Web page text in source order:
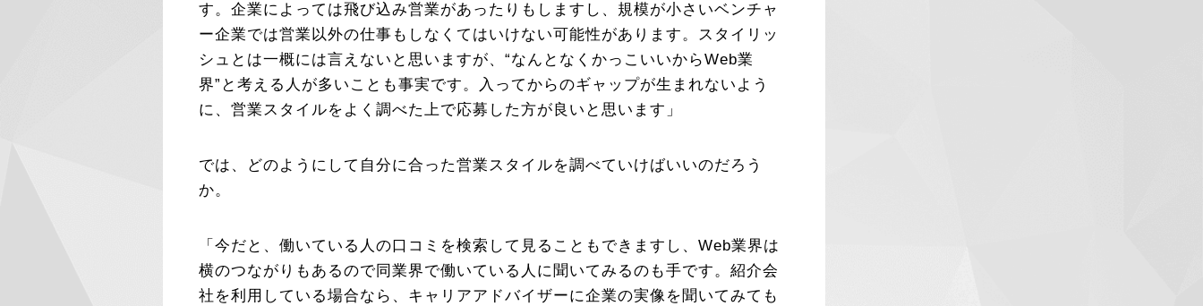
す。企業によっては飛び込み営業があったりもしますし、規模が小さいベンチャ
ー企業では営業以外の仕事もしなくてはいけない可能性があります。スタイリッ
シュとは一概には言えないと思いますが、“なんとなくかっこいいからWeb業
界”と考える人が多いことも事実です。入ってからのギャップが生まれないよう
に、営業スタイルをよく調べた上で応募した方が良いと思います」
では、どのようにして自分に合った営業スタイルを調べていけばいいのだろう
か。
「今だと、働いている人の口コミを検索して見ることもできますし、Web業界は
横のつながりもあるので同業界で働いている人に聞いてみるのも手です。紹介会
社を利用している場合なら、キャリアアドバイザーに企業の実像を聞いてみても